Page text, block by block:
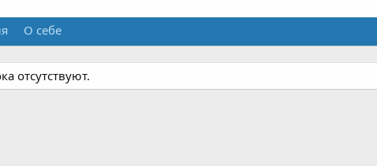
О себе
отсутствуют.